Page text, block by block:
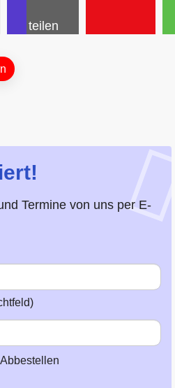
teilen
Termine von uns per E-
Abbestellen